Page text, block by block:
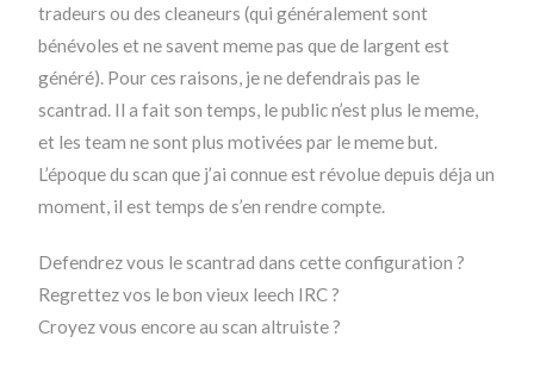
tradeurs ou des cleaneurs (qui généralement sont
bénévoles et ne savent meme pas que de largent est
généré). Pour ces raisons, je ne defendrais pas le
scantrad. Il a fait son temps, le public n’est plus le meme,
et les team ne sont plus motivées par le meme but.
L’époque du scan que j’ai connue est révolue depuis déja un
moment, il est temps de s’en rendre compte.
Defendrez vous le scantrad dans cette configuration ?
Regrettez vos le bon vieux leech IRC ?
Croyez vous encore au scan altruiste ?